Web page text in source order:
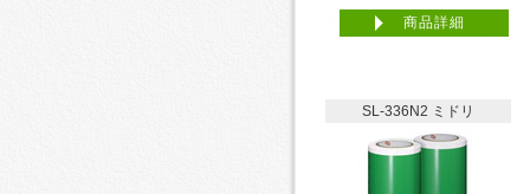
商品詳細
SL-336N2 ミドリ